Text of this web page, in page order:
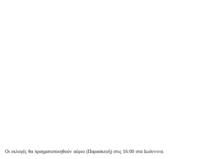
Οι εκλογές θα πραγματοποιηθούν αύριο (Παρασκευή) στις 16:00 στα Ιωάννινα.